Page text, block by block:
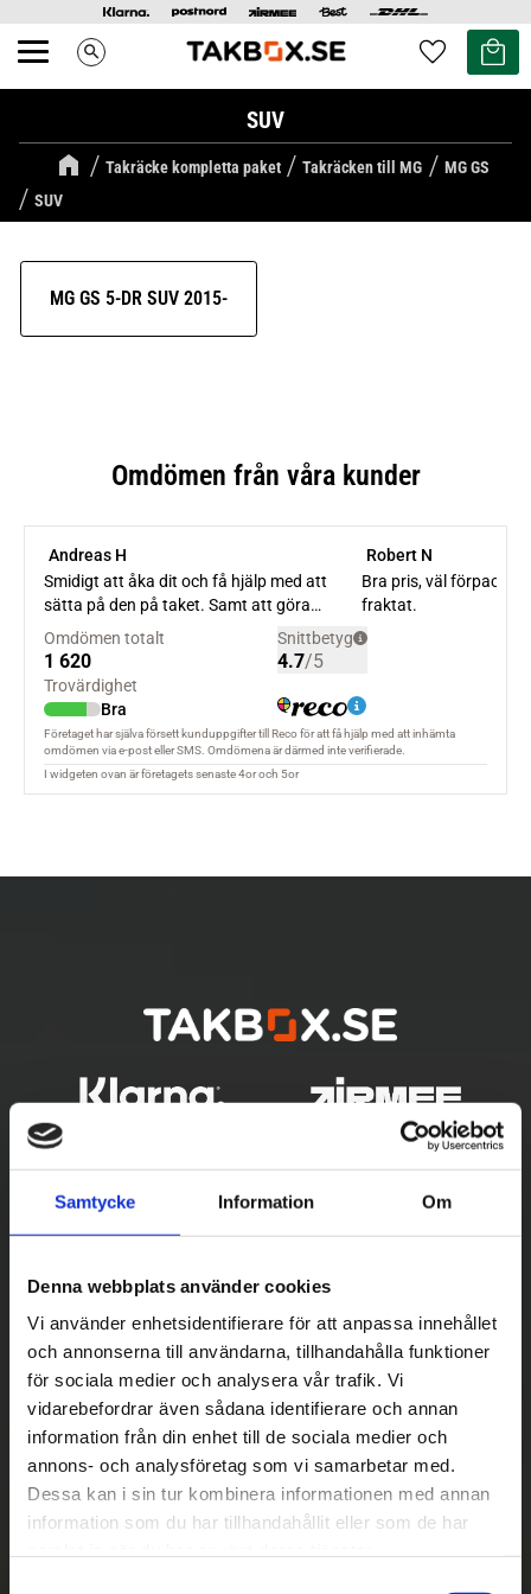
Samtycke Information Om
Denna webbplats använder cookies
Vi använder enhetsidentifierare för att anpassa innehållet
och annonserna till användarna, tillhandahålla funktioner
för sociala medier och analysera vår trafik. Vi
vidarebefordrar även sådana identifierare och annan
information från din enhet till de sociala medier och
annons- och analysföretag som vi samarbetar med.
Dessa kan i sin tur kombinera informationen med annan
information som du har tillhandahållit eller som de har
Meny search Favoriter
Kundvagn
SUV
Takräcke kompletta paket Takräcken till MG
MG GS
SUV
MG GS 5-DR SUV 2015-
Betala säkert
|| Välj ||
Snabba leveranser
||
Eller ||
Hämta på lagret med/utan montering